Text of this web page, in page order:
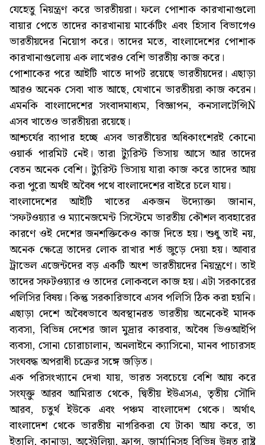
যেহেতু নিয়ন্ত্রণ করে ভারতীয়রা। ফলে পোশাক কারখানাগুলো
বায়ার পেতে তাদের কারখানায় মার্কেটিং এবং হিসাব বিভাগেও
ভারতীয়দের নিয়োগ করে। তাদের মতে, বাংলাদেশের পোশাক
কারখানাগুলোয় এক লাখেরও বেশি ভারতীয় কাজ করে।
পোশাকের পরে আইটি খাতে দাপট রয়েছে ভারতীয়দের। এছাড়া
আরও অনেক সেবা খাত আছে, যেখানে ভারতীয়রা কাজ করেন।
এমনকি বাংলাদেশের সংবাদমাধ্যম, বিজ্ঞাপন, কনসালটেন্সিÑ
এসব খাতেও ভারতীয়রা রয়েছে।
আশ্চর্যের ব্যাপার হচ্ছে এসব ভারতীয়ের অধিকাংশেরই কোনো
ওয়ার্ক পারমিট নেই। তারা ট্যুরিস্ট ভিসায় আসে আর তাদের
বেতন অনেক বেশি। ট্যুরিস্ট ভিসায় যারা কাজ করে তাদের আয়
করা পুরো অর্থই অবৈধ পথে বাংলাদেশের বাইরে চলে যায়।
বাংলাদেশের আইটি খাতের একজন উদ্যোক্তা জানান,
‘সফটওয়্যার ও ম্যানেজমেন্ট সিস্টেমে ভারতীয় কৌশল ব্যবহারের
কারণে ওই দেশের জনশক্তিকেও কাজ দিতে হয়। শুধু তাই নয়,
অনেক ক্ষেত্রে তাদের লোক রাখার শর্ত জুড়ে দেয়া হয়। আবার
ট্রাভেল এজেন্টদের বড় একটি অংশ ভারতীয়দের নিয়ন্ত্রণে। তাই
তাদের সফটওয়্যার ও তাদের লোকবলে কাজ হয়। এটা সরকারের
পলিসির বিষয়। কিন্তু সরকারিভাবে এসব পলিসি ঠিক করা হয়নি।
এছাড়া দেশে অবৈধভাবে অবস্থানরত ভারতীয় অনেকেই মাদক
ব্যবসা, বিভিন্ন দেশের জাল মুদ্রার কারবার, অবৈধ ভিওআইপি
ব্যবসা, সোনা চোরাচালান, অনলাইনে ক্যাসিনো, মানব পাচারসহ
সংঘবদ্ধ অপরাধী চক্রের সঙ্গে জড়িত।
এক পরিসংখ্যানে দেখা যায়, ভারত সবচেয়ে বেশি আয় করে
সংয্ক্তু আরব আমিরাত থেকে, দ্বিতীয় ইউএসএ, তৃতীয় সৌদি
আরব, চতুর্থ ইউকে এবং পঞ্চম বাংলাদেশ থেকে। অর্থাৎ
বাংলাদেশ থেকে ভারতীয় নাগরিকরা যে টাকা আয় করে, তা